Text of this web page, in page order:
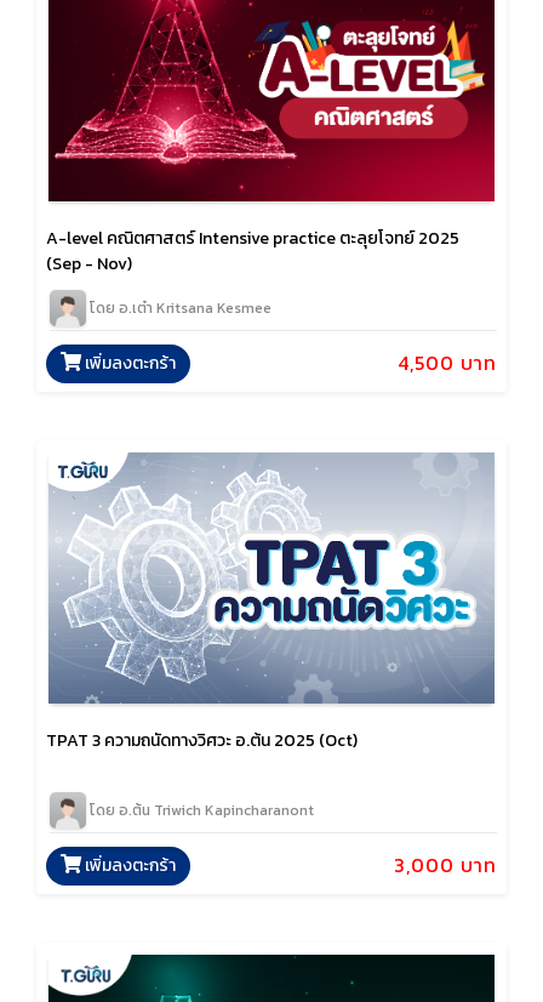
A-level คณิตศาสตร์ Intensive practice ตะลุยโจทย์ 2025
(Sep - Nov)
โดย อ.เต๋า Kritsana Kesmee
4,500 บาท
เพิ่มลงตะกร้า
TPAT 3 ความถนัดทางวิศวะ อ.ต้น 2025 (Oct)
โดย อ.ต้น Triwich Kapincharanont
3,000 บาท
เพิ่มลงตะกร้า